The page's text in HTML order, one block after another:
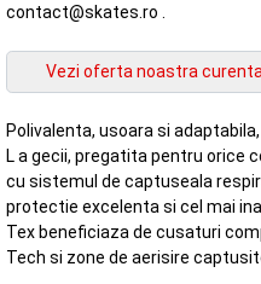
contact@skates.ro .
Polivalenta, usoara si
L a gecii, pregatita pentru orice
cu sistemul de captuseala
protectie excelenta si cel mai
Tex beneficiaza de cusaturi
Tech si zone de aerisire